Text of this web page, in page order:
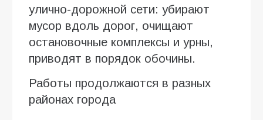
улично-дорожной сети: убирают
мусор вдоль дорог, очищают
остановочные комплексы и урны,
приводят в порядок обочины.
Работы продолжаются в разных
районах города